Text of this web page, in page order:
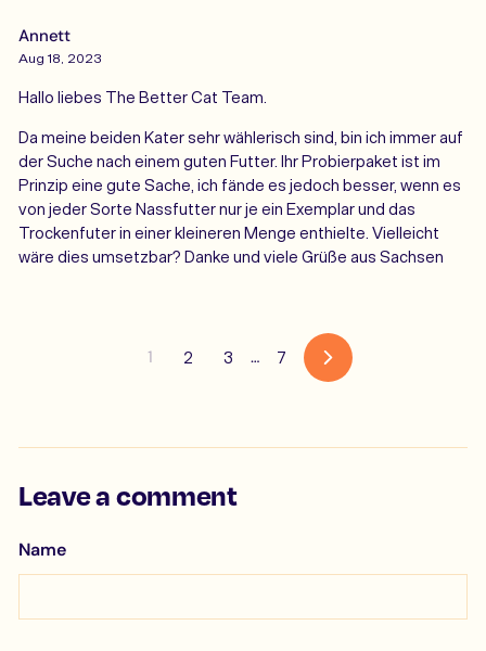
Annett
Aug 18, 2023
Hallo liebes The Better Cat Team.
Da meine beiden Kater sehr wählerisch sind, bin ich immer auf
der Suche nach einem guten Futter. Ihr Probierpaket ist im
Prinzip eine gute Sache, ich fände es jedoch besser, wenn es
von jeder Sorte Nassfutter nur je ein Exemplar und das
Trockenfuter in einer kleineren Menge enthielte. Vielleicht
wäre dies umsetzbar? Danke und viele Grüße aus Sachsen
1 2 3 … 7
Next
Leave a comment
Name